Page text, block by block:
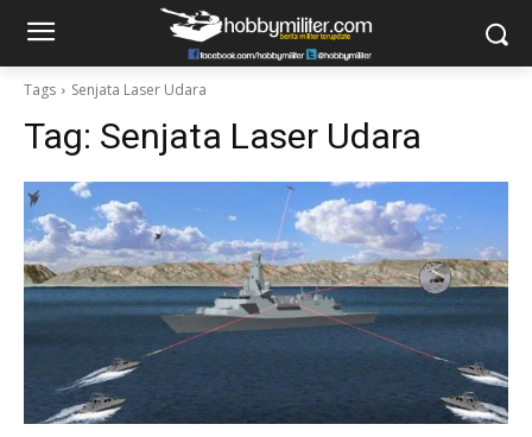
Tags Senjata Laser Udara
Tag: Senjata Laser Udara